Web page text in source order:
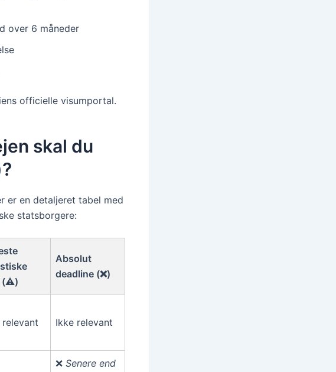
over 6 måneder
officielle visumportal.
skal du
er en detaljeret tabel med
statsborgere:
(⚠️)
Absolut
deadline (❌)
relevant Ikke relevant
❌ Senere end